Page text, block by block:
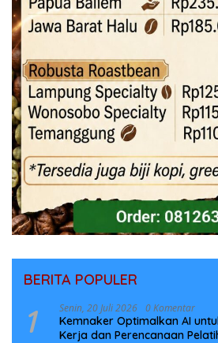
BERITA POPULER
1 Senin, 20 Juli 2026 0 Komentar
Kemnaker Optimalkan AI
Kerja dan Perencanaan